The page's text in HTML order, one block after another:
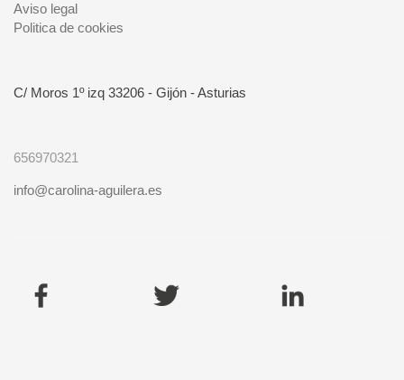
Aviso legal
Politica de cookies
C/ Moros 1º izq 33206 - Gijón - Asturias
656970321
info@carolina-aguilera.es